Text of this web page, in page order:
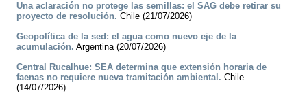
Una aclaración no protege las semillas: el SAG debe retirar su
proyecto de resolución. Chile (21/07/2026)
Geopolítica de la sed: el agua como nuevo eje de la
acumulación. Argentina (20/07/2026)
Central Rucalhue: SEA determina que extensión horaria de
faenas no requiere nueva tramitación ambiental. Chile
(14/07/2026)